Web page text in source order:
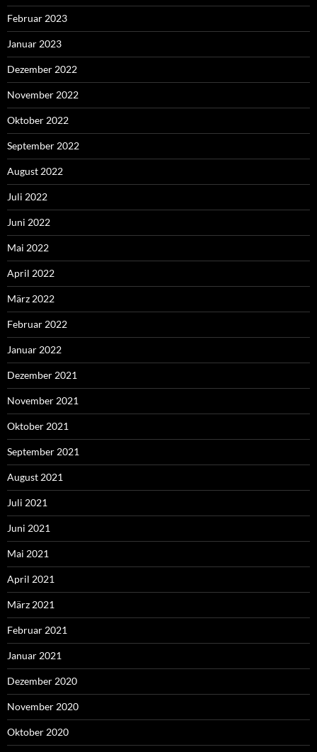
Februar 2023
Januar 2023
Dezember 2022
November 2022
Oktober 2022
September 2022
August 2022
Juli 2022
Juni 2022
Mai 2022
April 2022
März 2022
Februar 2022
Januar 2022
Dezember 2021
November 2021
Oktober 2021
September 2021
August 2021
Juli 2021
Juni 2021
Mai 2021
April 2021
März 2021
Februar 2021
Januar 2021
Dezember 2020
November 2020
Oktober 2020